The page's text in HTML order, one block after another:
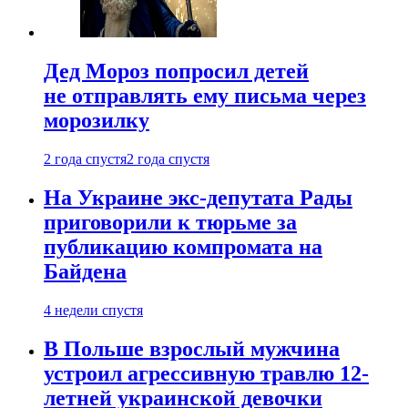
Дед Мороз попросил детей
не отправлять ему письма через
морозилку
2 года спустя2 года спустя
На Украине экс-депутата Рады
приговорили к тюрьме за
публикацию компромата на
Байдена
4 недели спустя
В Польше взрослый мужчина
устроил агрессивную травлю 12-
летней украинской девочки